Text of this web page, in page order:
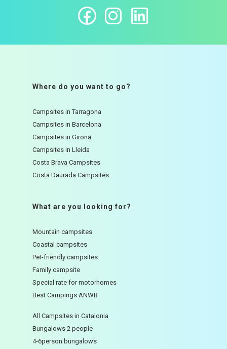
Where do you want to go?
Campsites in Tarragona
Campsites in Barcelona
Campsites in Girona
Campsites in Lleida
Costa Brava Campsites
Costa Daurada Campsites
What are you looking for?
Mountain campsites
Coastal campsites
Pet-friendly campsites
Family campsite
Special rate for motorhomes
Best Campings ANWB
All Campsites in Catalonia
Bungalows 2 people
4-6person bungalows